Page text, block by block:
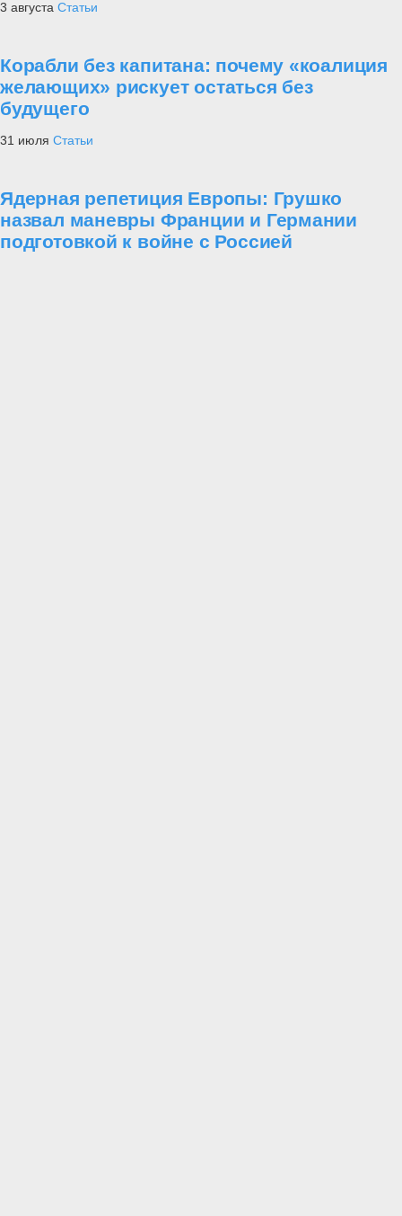
3 августа Статьи
Корабли без капитана: почему «коалиция
желающих» рискует остаться без
будущего
31 июля Статьи
Ядерная репетиция Европы: Грушко
назвал маневры Франции и Германии
подготовкой к войне с Россией